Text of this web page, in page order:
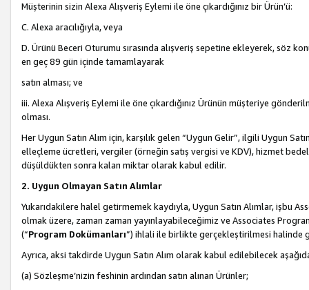
Müşterinin sizin Alexa Alışveriş Eylemi ile öne çıkardığınız bir Ürün’ü:
C. Alexa aracılığıyla, veya
D. Ürünü Beceri Oturumu sırasında alışveriş sepetine ekleyerek, söz
en geç 89 gün içinde tamamlayarak
satın alması; ve
iii. Alexa Alışveriş Eylemi ile öne çıkardığınız Ürünün müşteriye
olması.
Her Uygun Satın Alım için, karşılık gelen “Uygun Gelir”, ilgili Uygun
elleçleme ücretleri, vergiler (örneğin satış vergisi ve KDV), hizmet
düşüldükten sonra kalan miktar olarak kabul edilir.
2. Uygun Olmayan Satın Alımlar
Yukarıdakilere halel getirmemek kaydıyla, Uygun Satın Alımlar, işbu
olmak üzere, zaman zaman yayınlayabileceğimiz ve Associates
(“Program Dokümanları”) ihlali ile birlikte gerçekleştirilmesi halinde
Ayrıca, aksi takdirde Uygun Satın Alım olarak kabul edilebilecek
(a) Sözleşme’nizin feshinin ardından satın alınan Ürünler;